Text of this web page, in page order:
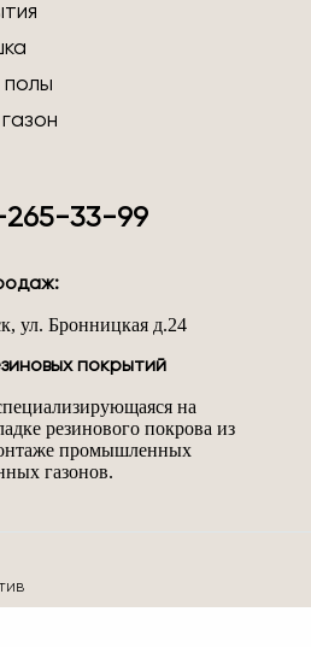
265-33-99
ул. Бронницкая д.24
покрытий
на
резинового покрова из
промышленных
газонов.